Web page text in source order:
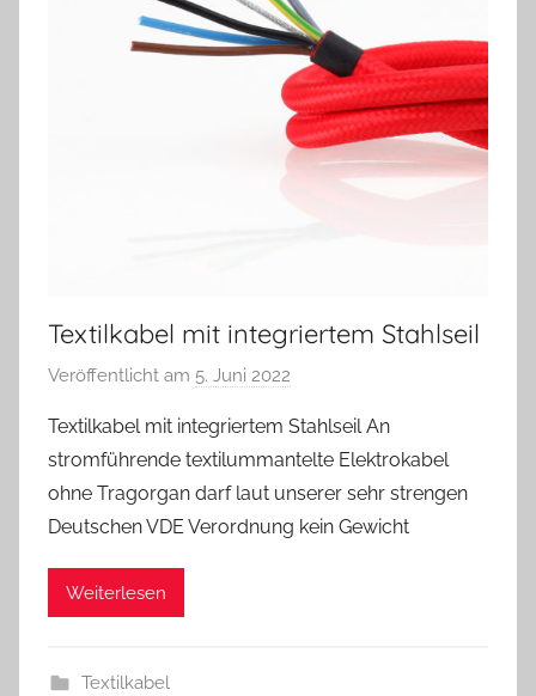
Textilkabel mit integriertem Stahlseil
Veröffentlicht am 5. Juni 2022
n
A
n
d
Textilkabel mit integriertem Stahlseil An
stromführende textilummantelte Elektrokabel
ohne Tragorgan darf laut unserer sehr strengen
Deutschen VDE Verordnung kein Gewicht
Weiterlesen
Textilkabel